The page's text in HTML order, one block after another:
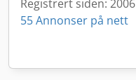
Registrert siden: 2006
55 Annonser på nett